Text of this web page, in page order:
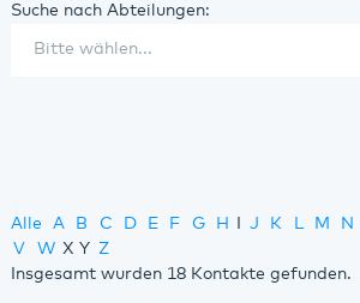
Suche nach Abteilungen:
Alle A B C D E F G H J K L M N
V
W X Y Z
Insgesamt wurden 18 Kontakte gefunden.